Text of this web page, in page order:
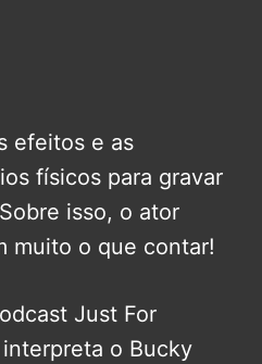
efeitos e as
físicos para gravar
isso, o ator
muito o que contar!
Just For
o Bucky